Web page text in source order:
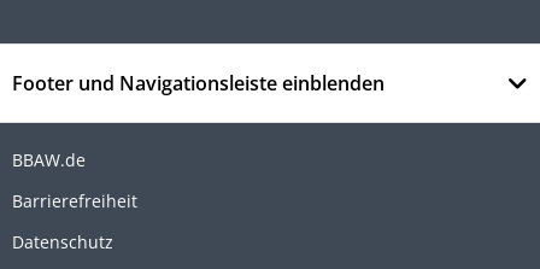
Footer und Navigationsleiste einblenden
BBAW.de
Barrierefreiheit
Datenschutz